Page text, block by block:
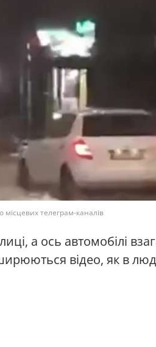
місцевих телеграм-каналів
а ось автомобілі
відео, як в